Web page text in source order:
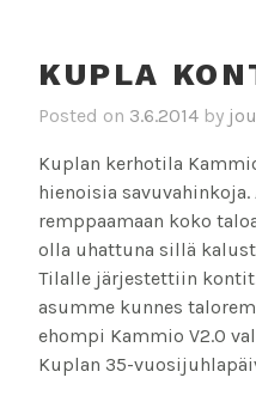
KUPLA
Posted on 3.6.2014 by
Kuplan kerhotila
hienoisia savuvahinkoja.
remppaamaan koko
olla uhattuna sillä
Tilalle järjestettiin
asumme kunnes
ehompi Kammio V2.0
Kuplan 35-